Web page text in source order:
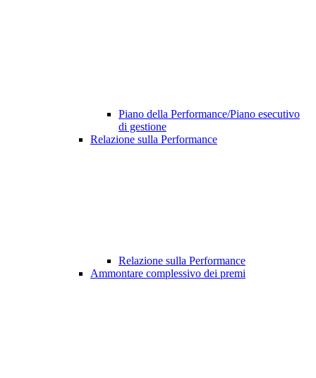
Piano della Performance/Piano esecutivo
di gestione
Relazione sulla Performance
Relazione sulla Performance
Ammontare complessivo dei premi